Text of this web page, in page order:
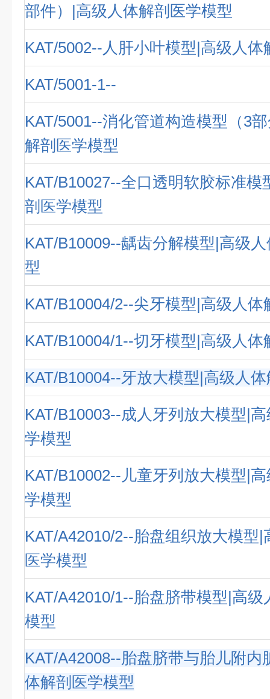
部件）|高级人体解剖医学模型
KAT/5002--人肝小叶模型|高级人体
KAT/5001-1--
KAT/5001--消化管道构造模型（3
解剖医学模型
KAT/B10027--全口透明软胶标准模
剖医学模型
KAT/B10009--龋齿分解模型|高级
型
KAT/B10004/2--尖牙模型|高级人体
KAT/B10004/1--切牙模型|高级人体
KAT/B10004--牙放大模型|高级人
KAT/B10003--成人牙列放大模型|
学模型
KAT/B10002--儿童牙列放大模型|
学模型
KAT/A42010/2--胎盘组织放大模型|
医学模型
KAT/A42010/1--胎盘脐带模型|高级
模型
KAT/A42008--胎盘脐带与胎儿附内
体解剖医学模型